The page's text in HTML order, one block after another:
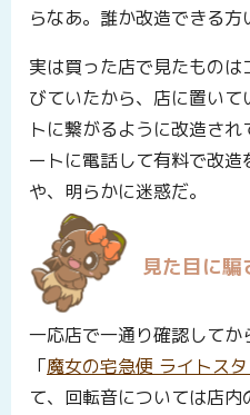
らなあ。誰か改造できる方
実は買った店で見たもの
びていたから、店に置い
トに繋がるように改造さ
ートに電話して有料で改
や、明らかに迷惑だ。
見た目に騙
一応店で一通り確認して
「魔女の宅急便 ライトス
て、回転音については店